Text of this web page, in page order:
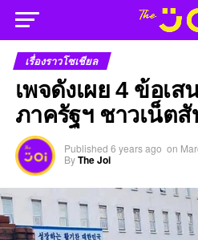
เรื่องราวโซเชียล
เพจดังเผย 4 ข้อเ
ภาครัฐฯ ชาวเน็ตสั
Published 6 years ago on
ByThe Joi